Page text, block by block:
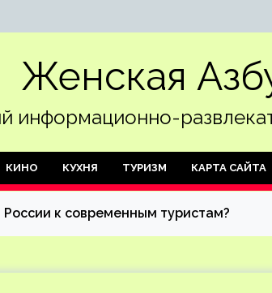
Женская
информационно-
КИНО КУХНЯ ТУРИЗМ КАРТА САЙТА
к современным туристам?